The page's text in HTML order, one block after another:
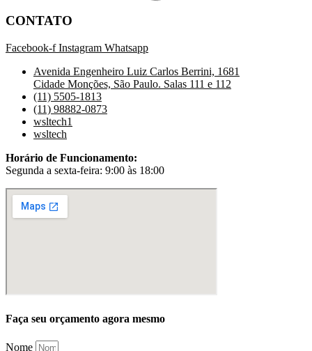
CONTATO
Facebook-f Instagram Whatsapp
Avenida Engenheiro Luiz Carlos Berrini, 1681
Cidade Monções, São Paulo. Salas 111 e 112
(11) 5505-1813
(11) 98882-0873
wsltech1
wsltech
Horário de Funcionamento:
Segunda a sexta-feira: 9:00 às 18:00
Faça seu orçamento agora mesmo
Nome